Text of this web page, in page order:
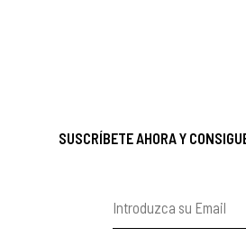
SUSCRÍBETE AHORA Y